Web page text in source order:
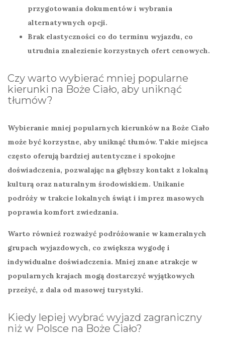
przygotowania dokumentów i wybrania
alternatywnych opcji.
Brak elastyczności co do terminu wyjazdu, co
utrudnia znalezienie korzystnych ofert cenowych.
Czy warto wybierać mniej popularne
kierunki na Boże Ciało, aby uniknąć
tłumów?
Wybieranie mniej popularnych kierunków na Boże Ciało
może być korzystne, aby uniknąć tłumów. Takie miejsca
często oferują bardziej autentyczne i spokojne
doświadczenia, pozwalając na głębszy kontakt z lokalną
kulturą oraz naturalnym środowiskiem. Unikanie
podróży w trakcie lokalnych świąt i imprez masowych
poprawia komfort zwiedzania.
Warto również rozważyć podróżowanie w kameralnych
grupach wyjazdowych, co zwiększa wygodę i
indywidualne doświadczenia. Mniej znane atrakcje w
popularnych krajach mogą dostarczyć wyjątkowych
przeżyć, z dala od masowej turystyki.
Kiedy lepiej wybrać wyjazd zagraniczny
niż w Polsce na Boże Ciało?